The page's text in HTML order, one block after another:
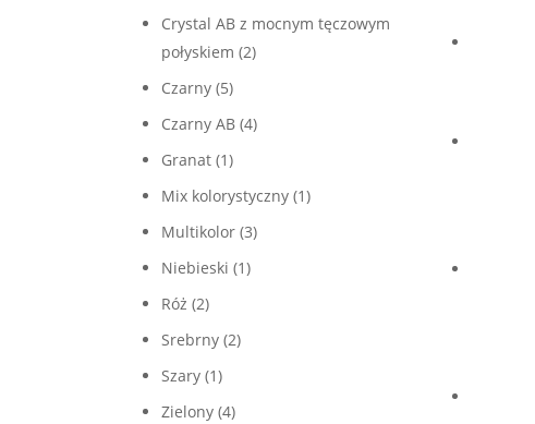
Crystal AB z mocnym tęczowym
połyskiem (2)
Czarny (5)
Czarny AB (4)
Granat (1)
Mix kolorystyczny (1)
Multikolor (3)
Niebieski (1)
Róż (2)
Srebrny (2)
Szary (1)
Zielony (4)